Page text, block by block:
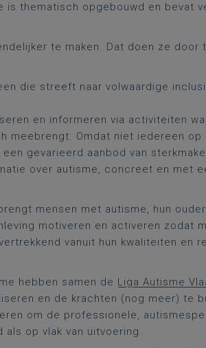
is thematisch opgebouwd en bevat
te maken. Dat doen ze door
die streeft naar volwaardige
en informeren via activiteiten
meebrengt. Omdat niet iedereen op
gevarieerd aanbod van
over autisme, concreet en met
mensen met autisme, hun
motiveren en activeren zodat
vanuit hun kwaliteiten en
hebben samen de Liga Autisme
en de krachten (nog meer) te
om de professionele,
op vlak van uitvoering.